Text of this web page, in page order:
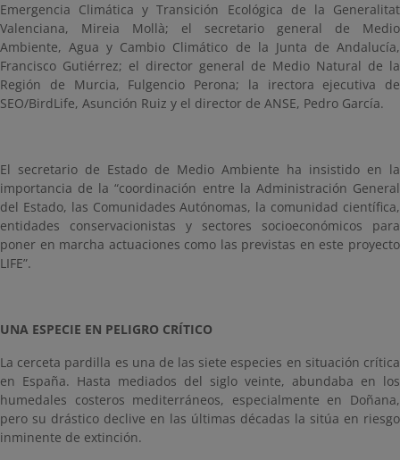
Emergencia Climática y Transición Ecológica de la Generalitat
Valenciana, Mireia Mollà; el secretario general de Medio
Ambiente, Agua y Cambio Climático de la Junta de Andalucía,
Francisco Gutiérrez; el director general de Medio Natural de la
Región de Murcia, Fulgencio Perona; la irectora ejecutiva de
SEO/BirdLife, Asunción Ruiz y el director de ANSE, Pedro García.
El secretario de Estado de Medio Ambiente ha insistido en la
importancia de la “coordinación entre la Administración General
del Estado, las Comunidades Autónomas, la comunidad científica,
entidades conservacionistas y sectores socioeconómicos para
poner en marcha actuaciones como las previstas en este proyecto
LIFE”.
UNA ESPECIE EN PELIGRO CRÍTICO
La cerceta pardilla es una de las siete especies en situación crítica
en España. Hasta mediados del siglo veinte, abundaba en los
humedales costeros mediterráneos, especialmente en Doñana,
pero su drástico declive en las últimas décadas la sitúa en riesgo
inminente de extinción.